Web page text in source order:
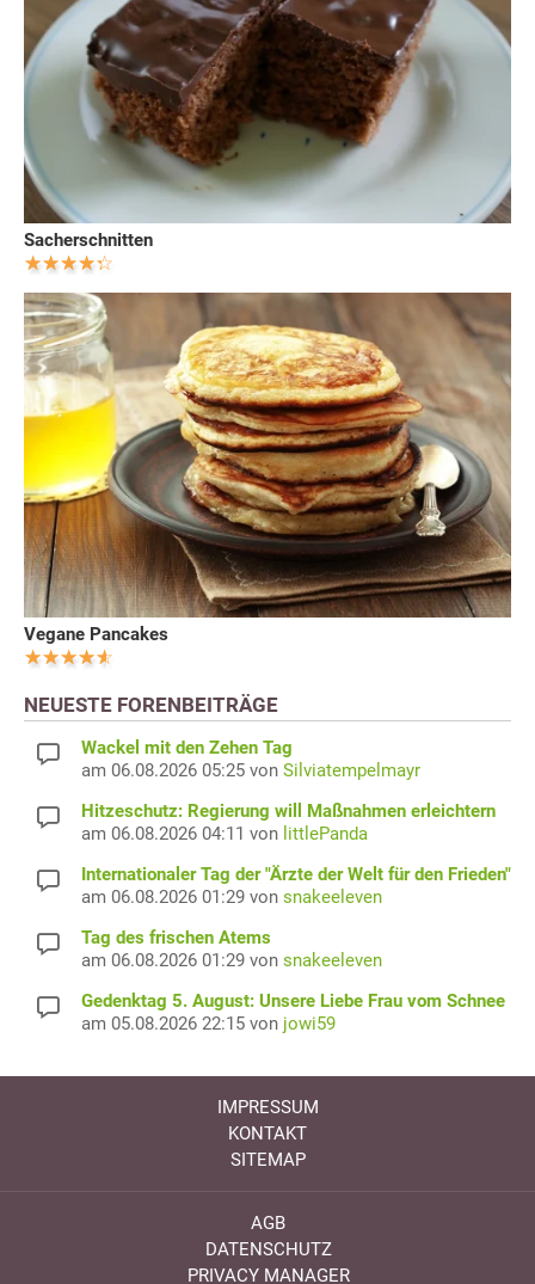
Sacherschnitten
Vegane Pancakes
NEUESTE FORENBEITRÄGE
Wackel mit den Zehen Tag
am 06.08.2026 05:25 von Silviatempelmayr
Hitzeschutz: Regierung will Maßnahmen erleichtern
am 06.08.2026 04:11 von littlePanda
Internationaler Tag der "Ärzte der Welt für den Frieden"
am 06.08.2026 01:29 von snakeeleven
Tag des frischen Atems
am 06.08.2026 01:29 von snakeeleven
Gedenktag 5. August: Unsere Liebe Frau vom Schnee
am 05.08.2026 22:15 von jowi59
IMPRESSUM
KONTAKT
SITEMAP
AGB
DATENSCHUTZ
PRIVACY MANAGER